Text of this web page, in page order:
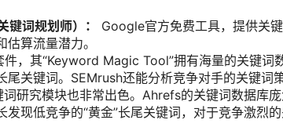
词规划师）：
Google官方免费工具，提供关
算流量潜力。
件，其“Keyword Magic Tool”拥有海量的关键词
关键词。SEMrush还能分析竞争对手的关键词
研究模块也非常出色。Ahrefs的关键词数据库
现低竞争的“黄金”长尾关键词，对于竞争激烈